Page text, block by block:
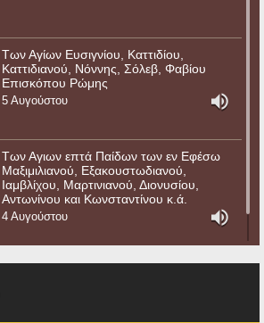
Των Αγίων Ευσιγνίου, Καττιδίου,
Καττιδιανού, Νόννης, Σόλεβ, Φαβίου
Επισκόπου Ρώμης
5 Αυγούστου
Των Αγιων επτά Παίδων των εν Εφέσω
Μαξιμιλιανού, Εξακουστωδιανού,
Ιαμβλίχου, Μαρτινιανού, Διονυσίου,
Αντωνίνου και Κωνσταντίνου κ.ά.
4 Αυγούστου